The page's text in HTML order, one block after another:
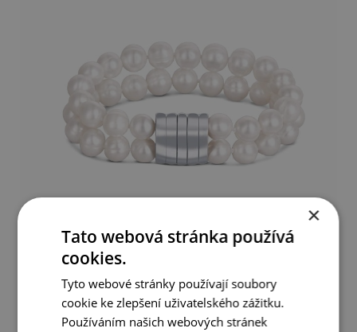
Náramek z bílých perel s magnetickým zapínáním
1 790 Kč
×
Tato webová stránka používá
cookies.
Tyto webové stránky používají soubory
cookie ke zlepšení uživatelského zážitku.
Používáním našich webových stránek